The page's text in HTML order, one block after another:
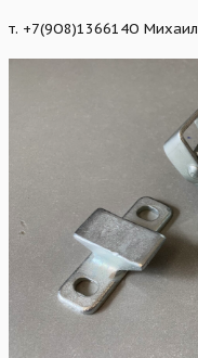
т. +7(9О8)136614О